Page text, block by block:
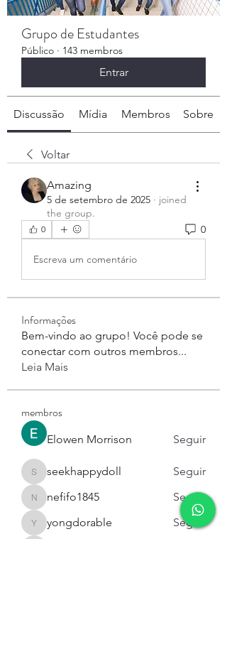
Grupo de Estudantes
Público · 143 membros
Entrar
Discussão Mídia Membros Sobre
Voltar
Amazing
5 de setembro de 2025 · joined
the group.
0 0
Escreva um comentário
Informações
Bem-vindo ao grupo! Você pode se
conectar com outros membros...
Leia Mais
membros
Elowen Morrison Seguir
seekhappydoll
seekhappydoll Seguir
nefifo1845
nefifo1845 Seguir
yongdorable
yongdorable Seguir